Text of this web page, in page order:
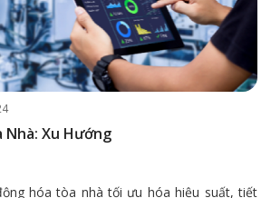
Xu Hướng
hóa tòa nhà tối ưu hóa hiệu suất, tiết